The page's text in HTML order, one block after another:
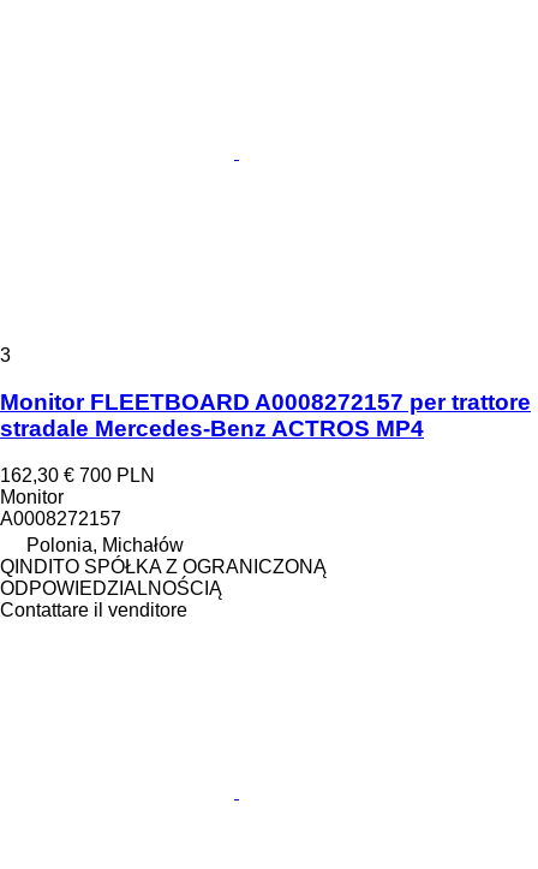
3
Monitor FLEETBOARD A0008272157 per trattore
stradale Mercedes-Benz ACTROS MP4
162,30 € 700 PLN
Monitor
A0008272157
Polonia, Michałów
QINDITO SPÓŁKA Z OGRANICZONĄ
ODPOWIEDZIALNOŚCIĄ
Contattare il venditore